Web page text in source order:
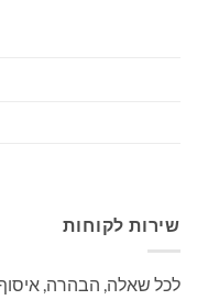
שירות לקוחות
לכל שאלה, הבהרה,